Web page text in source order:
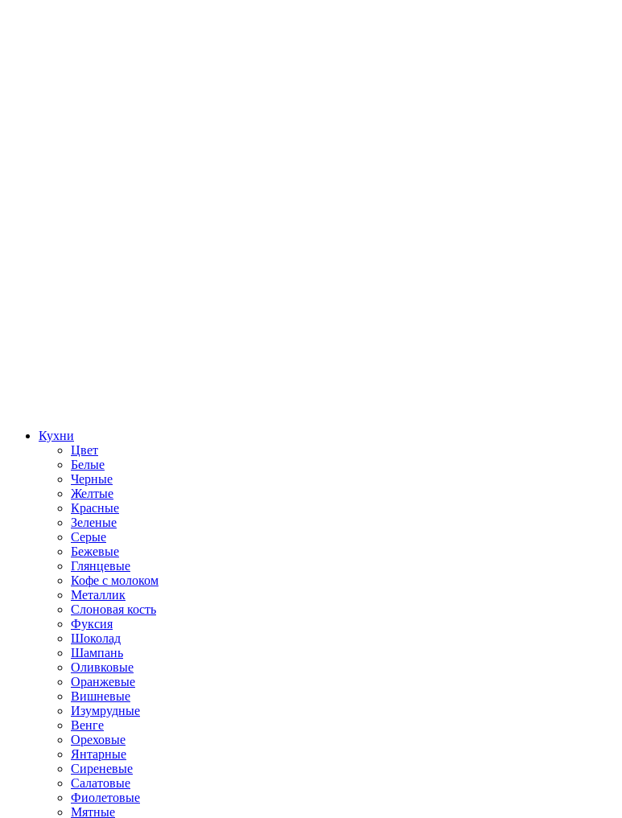
Кухни
Цвет
Белые
Черные
Желтые
Красные
Зеленые
Серые
Бежевые
Глянцевые
Кофе с молоком
Металлик
Слоновая кость
Фуксия
Шоколад
Шампань
Оливковые
Оранжевые
Вишневые
Изумрудные
Венге
Ореховые
Янтарные
Сиреневые
Салатовые
Фиолетовые
Мятные